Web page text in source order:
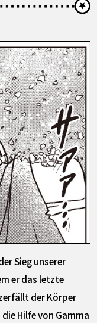
Sieg unserer
er das letzte
der Körper
Hilfe von Gamma